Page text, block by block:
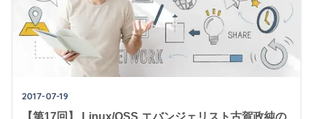
2017-07-19
【第17回】 Linux/OSS エバンジェリスト古賀政純の